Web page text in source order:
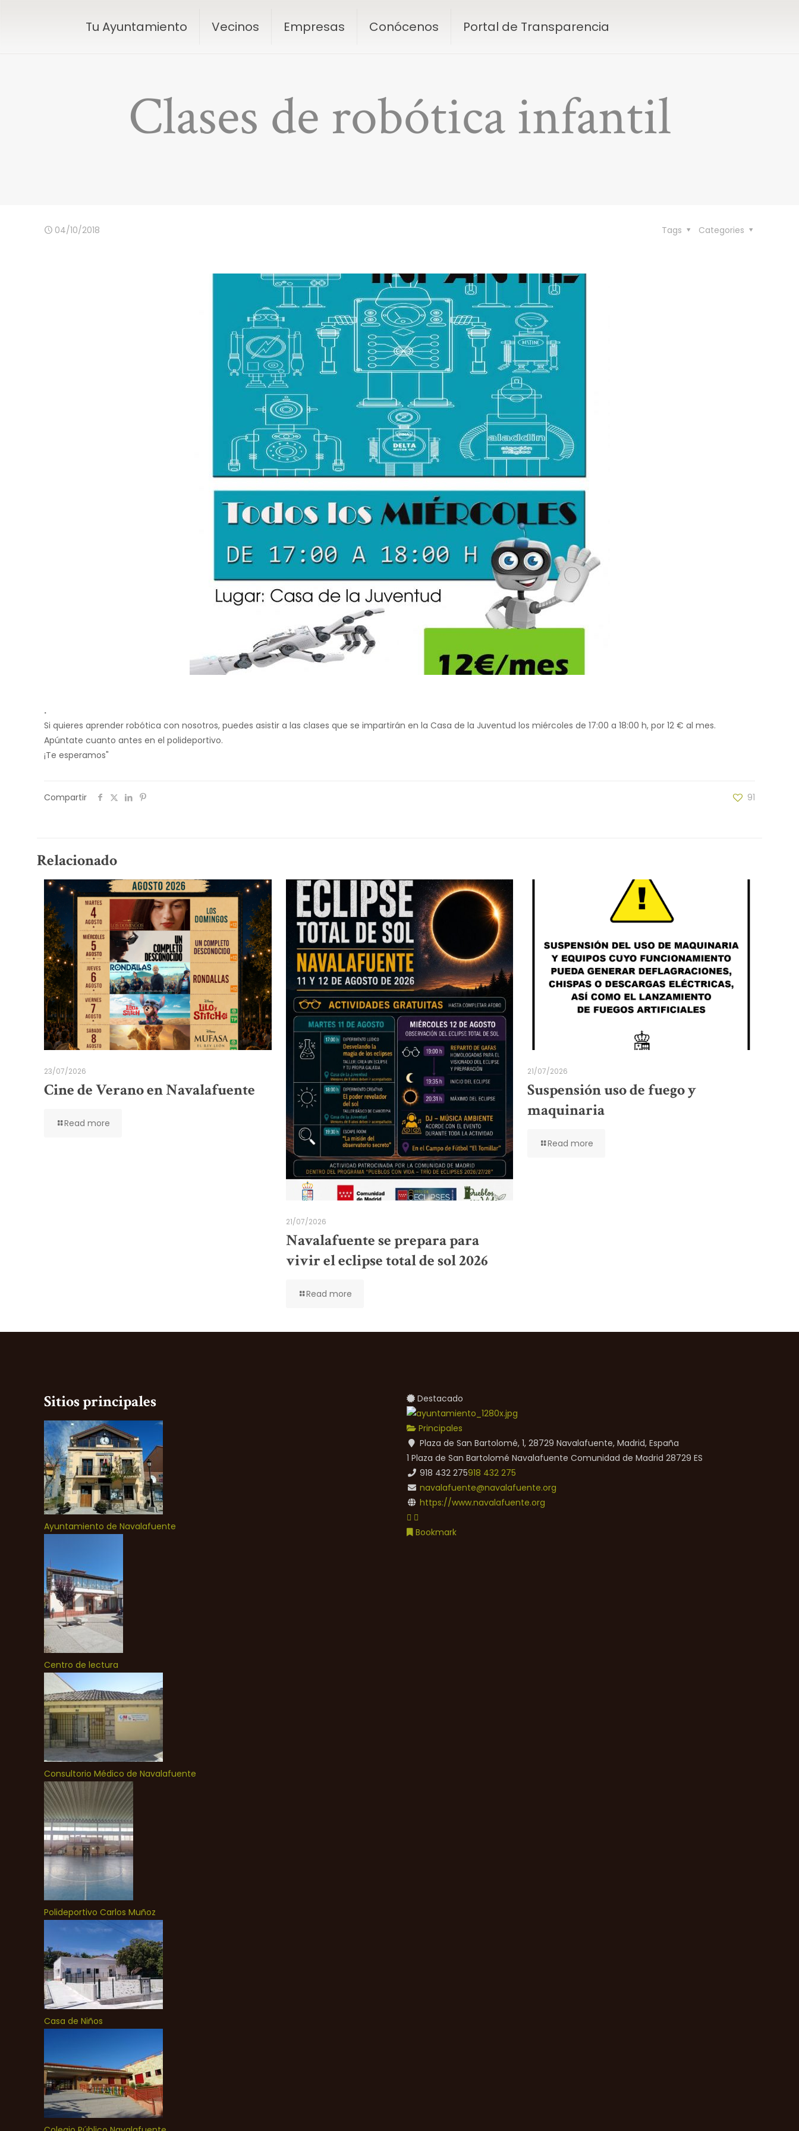
Tu Ayuntamiento Vecinos Empresas Conócenos Portal de Transparencia
Clases de robótica infantil
04/10/2018 Categories
Tags
.
Si quieres aprender robótica con nosotros, puedes asistir a las clases que se impartirán en la Casa de la Juventud los miércoles de 17:00 a 18:00 h, por 12 € al mes.
Apúntate cuanto antes en el polideportivo.
¡Te esperamos"
Compartir 91
Relacionado
23/07/2026
Cine de Verano en Navalafuente
Read more
21/07/2026
Navalafuente se prepara para
vivir el eclipse total de sol 2026
Read more
21/07/2026
Suspensión uso de fuego y
maquinaria
Read more
Sitios principales
Ayuntamiento de Navalafuente
Centro de lectura
Consultorio Médico de Navalafuente
Polideportivo Carlos Muñoz
Casa de Niños
Destacado
Principales
Plaza de San Bartolomé, 1, 28729 Navalafuente, Madrid, España
1 Plaza de San Bartolomé Navalafuente Comunidad de Madrid 28729 ES
918 432 275918 432 275
navalafuente@navalafuente.org
https://www.navalafuente.org
Bookmark